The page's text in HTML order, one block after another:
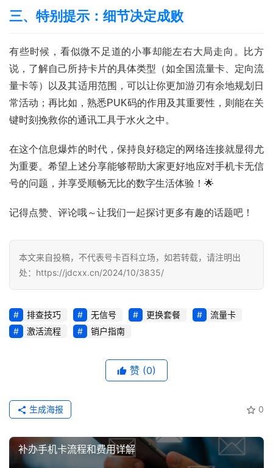
诈
知
行
业
资
讯
流
量
卡
推
荐
号
码
认
增
值
投稿
三、特别提示：细节决定成败
有些时候，看似微不足道的小事却能左右大局走向。比方
说，了解自己所持卡片的具体类型（如全国流量卡、定向流
量卡等）以及其适用范围，可以让你更加游刃有余地规划日
常活动；再比如，熟悉PUK码的作用及其重要性，则能在关
键时刻挽救你的通讯工具于水火之中。
在这个信息爆炸的时代，保持良好稳定的网络连接就显得尤
为重要。希望上述分享能够帮助大家更好地应对手机卡无信
号的问题，并享受顺畅无比的数字生活体验！🌟
记得点赞、评论哦～让我们一起探讨更多有趣的话题吧！
本文来自投稿，不代表号卡百科立场，如若转载，请注明出
处：https://jdcxx.cn/2024/10/3835/
排查技巧 无信号 更换套餐
流量卡
激活流程
销户指南
赞 (0)
0
生成海报
补办手机卡流程和费用详解